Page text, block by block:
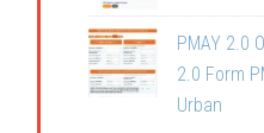
PMAY 2.0
2.0 Form
Urban